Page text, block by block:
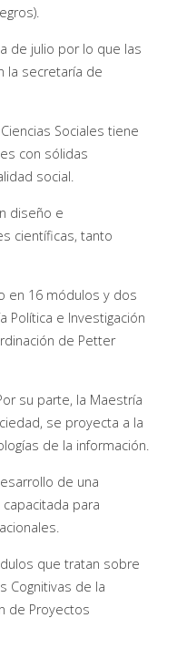
de julio por lo que las
la secretaría de
Ciencias Sociales tiene
con sólidas
social.
diseño e
científicas, tanto
en 16 módulos y dos
Política e Investigación
de Petter
su parte, la Maestría
se proyecta a la
de la información.
de una
para
que tratan sobre
Cognitivas de la
de Proyectos